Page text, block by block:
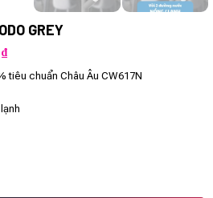
GREY
₫Giá
hiện
tại
2.790.000 ₫.
tiêu chuẩn Châu Âu CW617N